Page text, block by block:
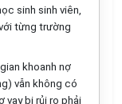
sinh sinh viên,
từng trường
khoanh nợ
vẫn không có
vay bị rủi ro phải